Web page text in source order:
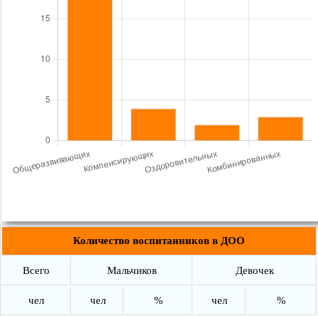
Количество воспитанников в ДОО
Всего Мальчиков Девочек
чел чел % чел %